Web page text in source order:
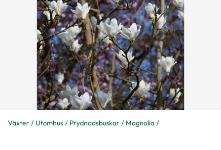
Växter Utomhus Prydnadsbuskar Magnolia